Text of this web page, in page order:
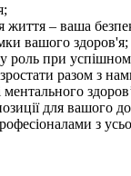
– ваша
вашого здоров'я;
роль при
разом з
для вашого
з